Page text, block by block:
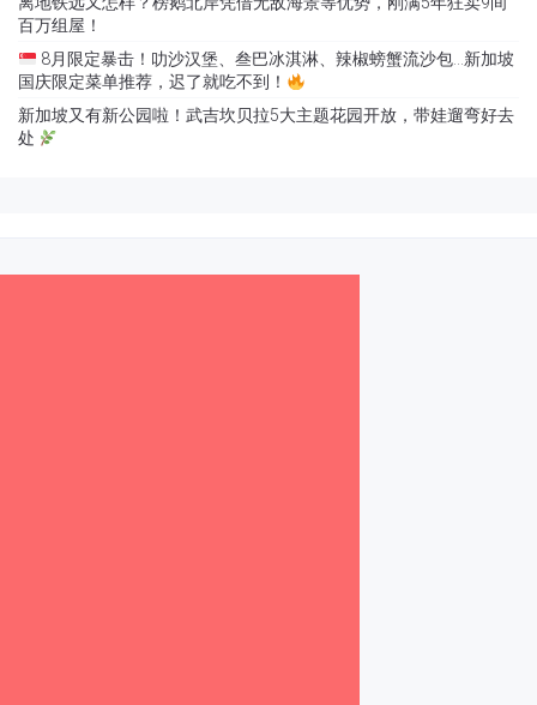
百万组屋！
8月限定暴击！叻沙汉堡、叁巴冰淇淋、辣椒螃蟹流沙包…新加坡
国庆限定菜单推荐，迟了就吃不到！
新加坡又有新公园啦！武吉坎贝拉5大主题花园开放，带娃遛弯好去
处